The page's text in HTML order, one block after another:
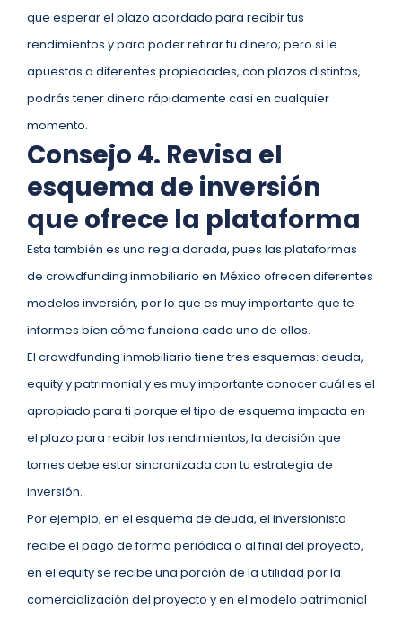
que esperar el plazo acordado para recibir tus
rendimientos y para poder retirar tu dinero; pero si le
apuestas a diferentes propiedades, con plazos distintos,
podrás tener dinero rápidamente casi en cualquier
momento.
Consejo 4. Revisa el
esquema de inversión
que ofrece la plataforma
Esta también es una regla dorada, pues las plataformas
de crowdfunding inmobiliario en México ofrecen diferentes
modelos inversión, por lo que es muy importante que te
informes bien cómo funciona cada uno de ellos.
El crowdfunding inmobiliario tiene tres esquemas: deuda,
equity y patrimonial y es muy importante conocer cuál es el
apropiado para ti porque el tipo de esquema impacta en
el plazo para recibir los rendimientos, la decisión que
tomes debe estar sincronizada con tu estrategia de
inversión.
Por ejemplo, en el esquema de deuda, el inversionista
recibe el pago de forma periódica o al final del proyecto,
en el equity se recibe una porción de la utilidad por la
comercialización del proyecto y en el modelo patrimonial